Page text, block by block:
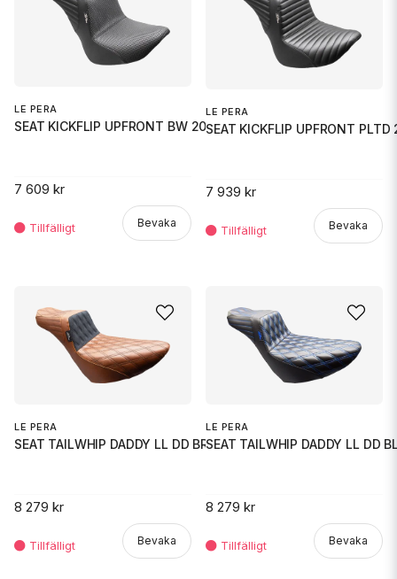
LE PERA
SEAT KICKFLIP UPFRONT BW 2018
7 609 kr
Bevaka
LE PERA
SEAT KICKFLIP UPFRONT PLTD
7 939 kr
Bevaka
LE PERA
SEAT TAILWHIP DADDY LL DD BROW
8 279 kr
Bevaka
LE PERA
SEAT TAILWHIP DADDY LL DD
8 279 kr
Bevaka